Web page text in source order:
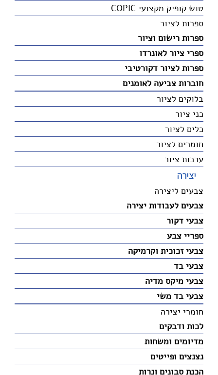
טוש קופיק מקצועי COPIC
ספרות לציור
ספרות רישום וציור
ספרי ציור לאונרדו
ספרות לציור דקורטיבי
חוברות צביעה לאומנים
בלוקים לציור
כני ציור
כלים לציור
חומרים לציור
ערכות ציור
יצירה
צבעים ליצירה
צבעים לעבודות יצירה
צבעי דקור
ספריי צבע
צבעי זכוכית וקרמיקה
צבעי בד
צבעי מיקס מדיה
צבעי בד משי
חומרי יצירה
לכות ודבקים
מדיומים ומשחות
נצנצים ופייטים
הכנת סבונים ונרות